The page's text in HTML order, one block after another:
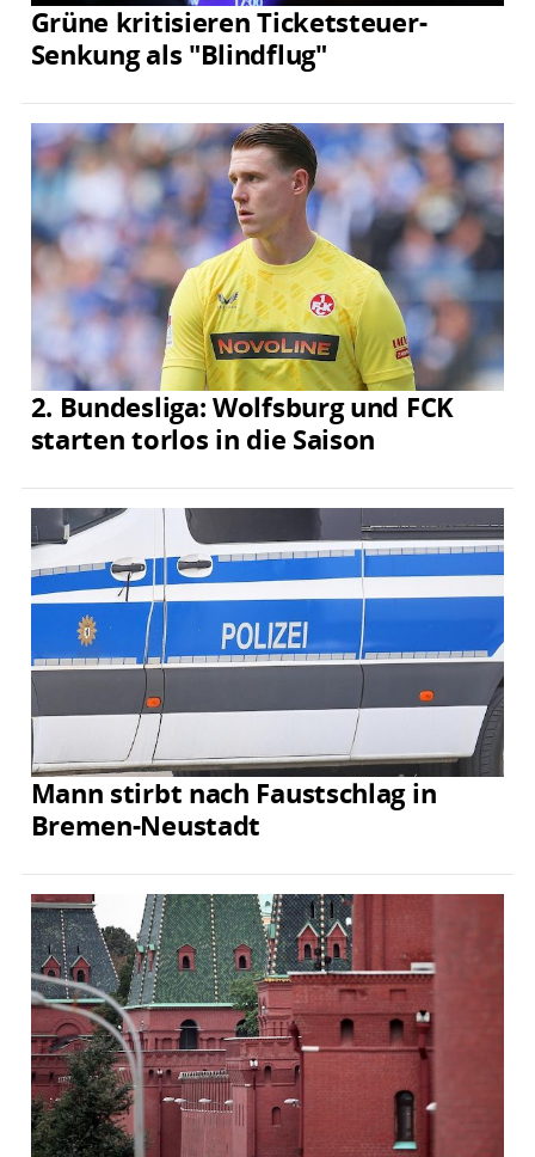
Grüne kritisieren Ticketsteuer-
Senkung als "Blindflug"
2. Bundesliga: Wolfsburg und FCK
starten torlos in die Saison
Mann stirbt nach Faustschlag in
Bremen-Neustadt